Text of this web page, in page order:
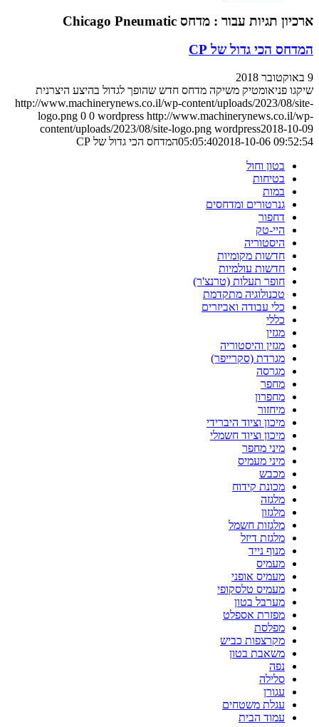
ארכיון תגיות עבור : מדחס Chicago Pneumatic
המדחס הכי גדול של CP
9 באוקטובר 2018
שיקגו פניאומטיק משיקה מדחס חדש שהופך לגדול בהיצע היצרנית
http://www.machinerynews.co.il/wp-content/uploads/2023/08/site-
logo.png 0 0 wordpress http://www.machinerynews.co.il/wp-
content/uploads/2023/08/site-logo.png wordpress2018-10-09
05:05:402018-10-06 09:52:54
המדחס הכי גדול של CP
בטון וחול
בטיחות
במות
גנרטורים ומדחסים
דחפור
היי-טק
היסטוריה
חדשות מקומיות
חדשות עולמיות
חופר תעלות (טרנצ'ר)
טכנולוגיה מתקדמת
כלי עבודה ואביזרים
כללי
מגזין
מגזין והיסטוריה
מגרדת (סקרייפר)
מגרסה
מחפר
מחפרון
מיחזור
מיכון וציוד היברידי
מיכון וציוד חשמלי
מיני מחפר
מיני מעמיס
מכבש
מכונת קידוח
מלגזה
מלגזון
מלגזות חשמל
מלגזת דיזל
מנוף נייד
מעמיס
מעמיס אופני
מעמיס טלסקופי
מערבל בטון
מפזרת אספלט
מפלסת
מקרצפות כביש
משאבת בטון
נפה
סלילה
עגורן
עגלת משטחים
עמוד הבית